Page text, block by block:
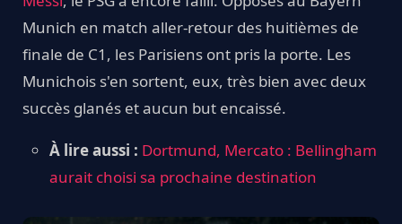
Munich en match aller-retour des huitièmes de
finale de C1, les Parisiens ont pris la porte. Les
Munichois s'en sortent, eux, très bien avec deux
succès glanés et aucun but encaissé.
À lire aussi : Dortmund, Mercato : Bellingham
aurait choisi sa prochaine destination